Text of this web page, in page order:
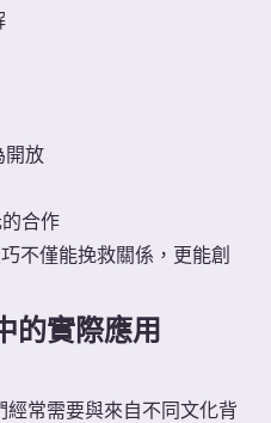
開放
合作
不僅能挽救關係，更能創
的實際應用
常需要與來自不同文化背